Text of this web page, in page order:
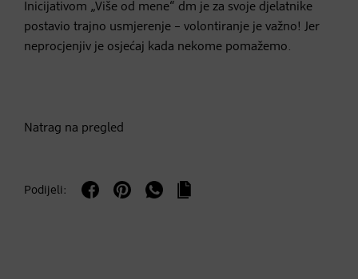
Inicijativom „Više od mene“ dm je za svoje djelatnike
postavio trajno usmjerenje – volontiranje je važno! Jer
neprocjenjiv je osjećaj kada nekome pomažemo.
Natrag na pregled
Podijeli: